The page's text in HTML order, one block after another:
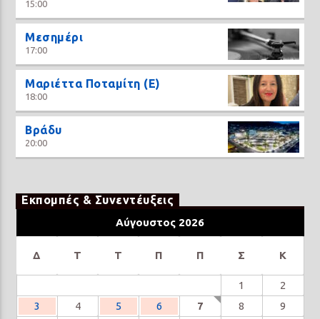
15:00
Μεσημέρι
17:00
Μαριέττα Ποταμίτη (Ε)
18:00
Βράδυ
20:00
Εκπομπές & Συνεντέυξεις
Αύγουστος 2026
Δ Τ Τ Π Π Σ Κ
1
2
3
4 5 6 7 8
9